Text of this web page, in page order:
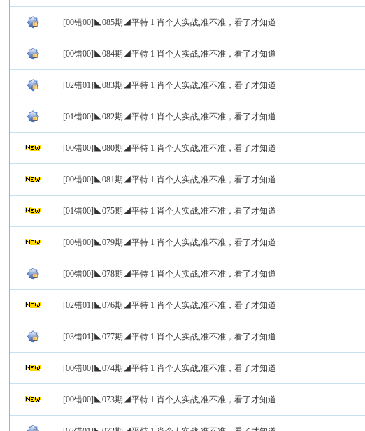
[00错00]◣085期◢平特 1 肖个人实战,准不准，看了才知道
[00错00]◣084期◢平特 1 肖个人实战,准不准，看了才知道
[02错01]◣083期◢平特 1 肖个人实战,准不准，看了才知道
[01错00]◣082期◢平特 1 肖个人实战,准不准，看了才知道
[00错00]◣080期◢平特 1 肖个人实战,准不准，看了才知道
[00错00]◣081期◢平特 1 肖个人实战,准不准，看了才知道
[01错00]◣075期◢平特 1 肖个人实战,准不准，看了才知道
[00错00]◣079期◢平特 1 肖个人实战,准不准，看了才知道
[00错00]◣078期◢平特 1 肖个人实战,准不准，看了才知道
[02错01]◣076期◢平特 1 肖个人实战,准不准，看了才知道
[03错01]◣077期◢平特 1 肖个人实战,准不准，看了才知道
[00错00]◣074期◢平特 1 肖个人实战,准不准，看了才知道
[00错00]◣073期◢平特 1 肖个人实战,准不准，看了才知道